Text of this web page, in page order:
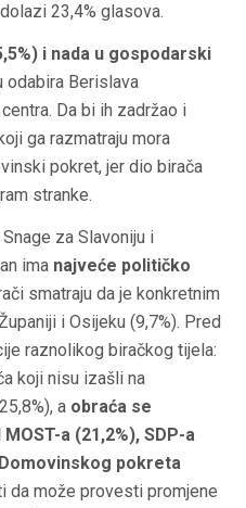
23,4% glasova.
i nada u gospodarski
odabira Berislava
Da bi ih zadržao i
ga razmatraju mora
pokret, jer dio birača
stranke.
za Slavoniju i
ima najveće političko
smatraju da je konkretnim
i Osijeku (9,7%). Pred
raznolikog biračkog tijela:
koji nisu izašli na
a obraća se
a (21,2%), SDP-a
pokreta
da može provesti promjene